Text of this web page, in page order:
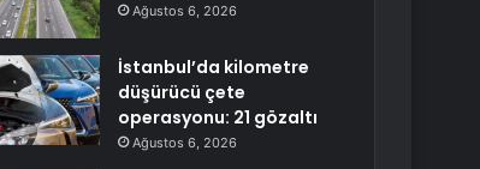
Ağustos 6, 2026
İstanbul’da kilometre
düşürücü çete
operasyonu: 21 gözaltı
Ağustos 6, 2026